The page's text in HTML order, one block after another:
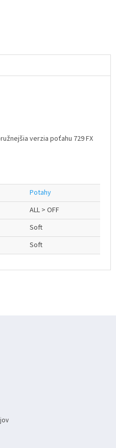
verzia poťahu 729 FX
Potahy
ALL > OFF
Soft
Soft